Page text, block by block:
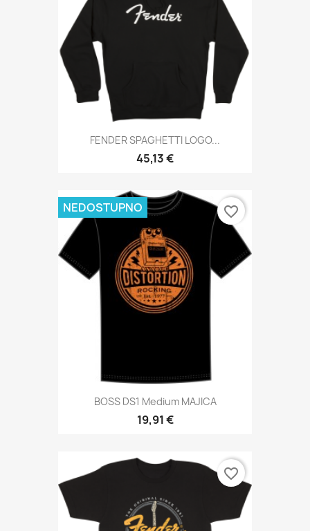
FENDER SPAGHETTI LOGO...
45,13 €
BOSS DS1 Medium MAJICA
19,91 €
NEDOSTUPNO favorite_border
favorite_border